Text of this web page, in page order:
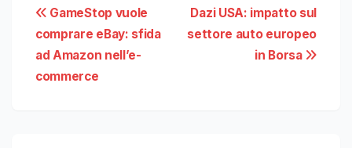
Navigazione
articoli
Dazi USA: impatto sul
settore auto europeo
in Borsa
GameStop vuole
comprare eBay: sfida
ad Amazon nell’e-
commerce